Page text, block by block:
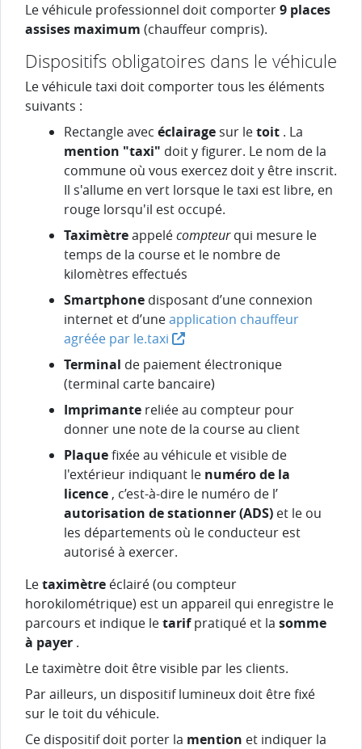
Le véhicule professionnel doit comporter9 places
assises maximum (chauffeur compris).
Dispositifs obligatoires dans le véhicule
Le véhicule taxi doit comporter tous les éléments
suivants :
Rectangle avec éclairage sur letoit . La
mention "taxi" doit y figurer. Le nom de la
commune où vous exercez doit y être inscrit.
Il s'allume en vert lorsque le taxi est libre, en
rouge lorsqu'il est occupé.
Taximètreappelécompteur qui mesure le
temps de la course et le nombre de
kilomètres effectués
Smartphone disposant d’une connexion
internet et d’uneapplication chauffeur
agréée par le.taxi
Terminal de paiement électronique
(terminal carte bancaire)
Imprimante reliée au compteur pour
donner une note de la course au client
Plaquefixée au véhicule et visible de
l'extérieur indiquant le numéro de la
licence , c’est-à-dire le numéro de l’
autorisation de stationner (ADS) et le ou
les départements où le conducteur est
autorisé à exercer.
Letaximètre éclairé (ou compteur
horokilométrique) est un appareil qui enregistre le
parcours et indique letarif pratiqué et la somme
à payer .
Le taximètre doit être visible par les clients.
Par ailleurs, un dispositif lumineux doit être fixé
sur le toit du véhicule.
Ce dispositif doit porter la mention et indiquer la